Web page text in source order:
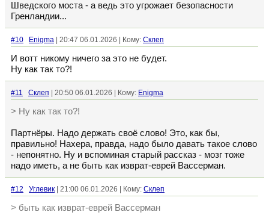
Шведского моста - а ведь это угрожает безопасности
Гренландии...
#10 Enigma | 20:47 06.01.2026 | Кому: Склеп
И вотт никому ничего за это не будет.
Ну как так то?!
#11 Склеп | 20:50 06.01.2026 | Кому: Enigma
> Ну как так то?!
Партнёры. Надо держать своё слово! Это, как бы,
правильно! Нахера, правда, надо было давать такое слово
- непонятно. Ну и вспоминая старый рассказ - мозг тоже
надо иметь, а не быть как изврат-еврей Вассерман.
#12 Углевик | 21:00 06.01.2026 | Кому: Склеп
> быть как изврат-еврей Вассерман